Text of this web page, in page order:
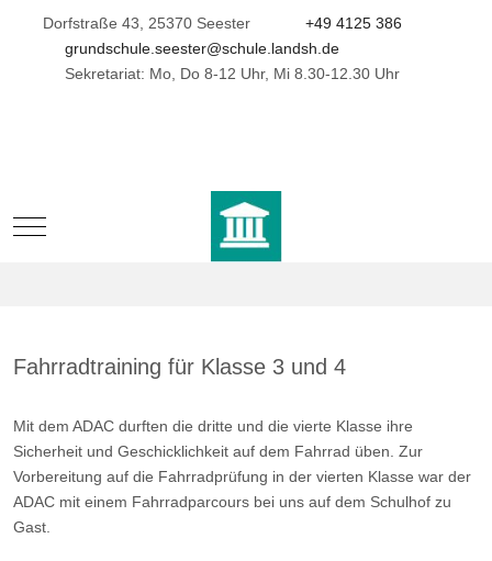
Dorfstraße 43, 25370 Seester
+49 4125 386
grundschule.seester@schule.landsh.de
Sekretariat: Mo, Do 8-12 Uhr, Mi 8.30-12.30 Uhr
Mobile Menu Toggle
Fahrradtraining für Klasse 3 und 4
Mit dem ADAC durften die dritte und die vierte Klasse ihre
Sicherheit und Geschicklichkeit auf dem Fahrrad üben. Zur
Vorbereitung auf die Fahrradprüfung in der vierten Klasse war der
ADAC mit einem Fahrradparcours bei uns auf dem Schulhof zu
Gast.